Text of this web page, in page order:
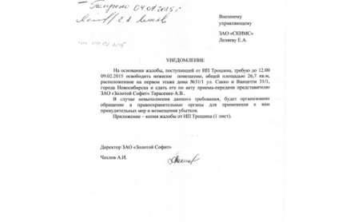
Как архитектор еще раз убеждаюсь что девелоперы и
аферисты загнали эту отрасль в тупик в нашем